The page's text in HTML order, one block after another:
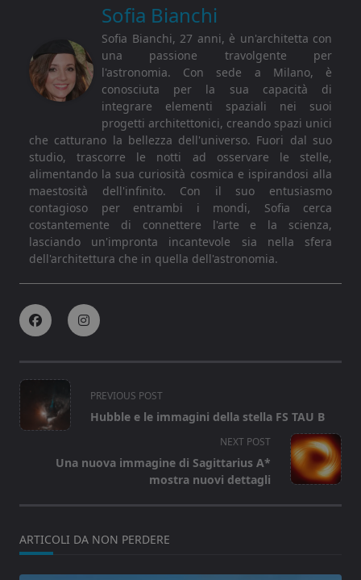
Sofia Bianchi
Sofia Bianchi, 27 anni, è un'architetta con
una passione travolgente per
l'astronomia. Con sede a Milano, è
conosciuta per la sua capacità di
integrare elementi spaziali nei suoi
progetti architettonici, creando spazi unici
che catturano la bellezza dell'universo. Fuori dal suo
studio, trascorre le notti ad osservare le stelle,
alimentando la sua curiosità cosmica e ispirandosi alla
maestosità dell'infinito. Con il suo entusiasmo
contagioso per entrambi i mondi, Sofia cerca
costantemente di connettere l'arte e la scienza,
lasciando un'impronta incantevole sia nella sfera
dell'architettura che in quella dell'astronomia.
<span
class="nav-
subtitle
reader-
PREVIOUS POST
Hubble e le immagini della stella FS TAU B
NEXT POST
Una nuova immagine di Sagittarius A*
mostra nuovi dettagli
ARTICOLI DA NON PERDERE